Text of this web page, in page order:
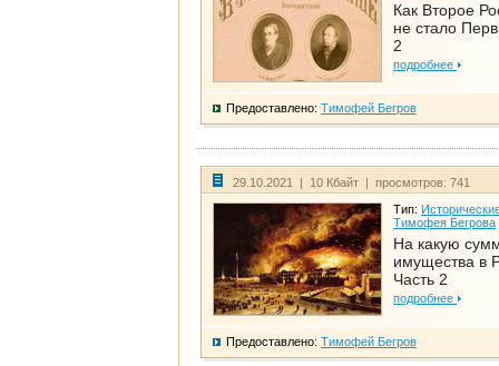
Как Второе
не стало
2
подробнее
Предоставлено: Тимофей Бегров
29.10.2021 | 10 Кбайт | просмотров: 741
Тип:
Тимофея Бегрова
На какую
имущества в
Часть 2
подробнее
Предоставлено: Тимофей Бегров